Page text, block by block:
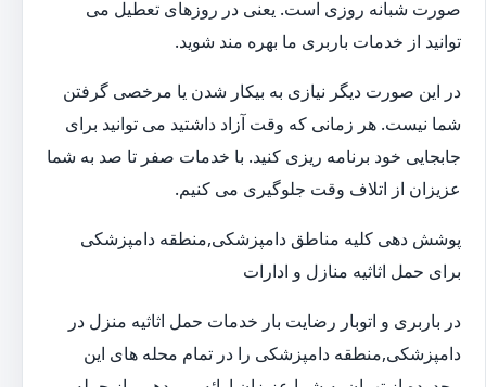
صورت شبانه روزی است. یعنی در روزهای تعطیل می
توانید از خدمات باربری ما بهره مند شوید.
در این صورت دیگر نیازی به بیکار شدن یا مرخصی گرفتن
شما نیست. هر زمانی که وقت آزاد داشتید می توانید برای
جابجایی خود برنامه ریزی کنید. با خدمات صفر تا صد به شما
عزیزان از اتلاف وقت جلوگیری می کنیم.
پوشش دهی کلیه مناطق دامپزشکی,منطقه دامپزشکی
برای حمل اثاثیه منازل و ادارات
در باربری و اتوبار رضایت بار خدمات حمل اثاثیه منزل در
دامپزشکی,منطقه دامپزشکی را در تمام محله های این